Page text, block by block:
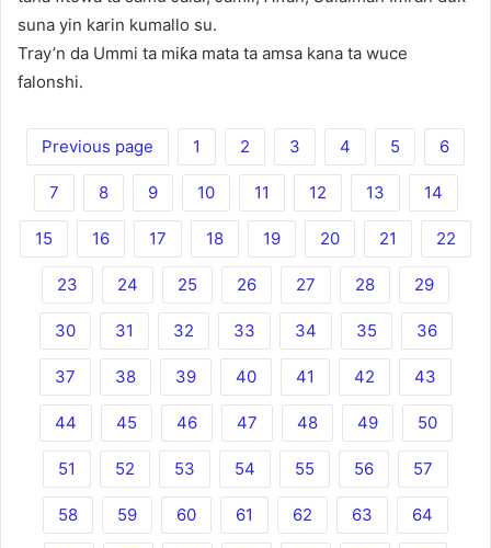
suna yin karin kumallo su.
Tray’n da Ummi ta miƙa mata ta amsa kana ta wuce
falonshi.
Previous page 1 2 3 4 5 6
7 8 9 10 11 12 13 14
15 16 17 18 19 20 21 22
23 24 25 26 27 28 29
30 31 32 33 34 35 36
37 38 39 40 41 42 43
44 45 46 47 48 49 50
51 52 53 54 55 56 57
58 59 60 61 62 63 64